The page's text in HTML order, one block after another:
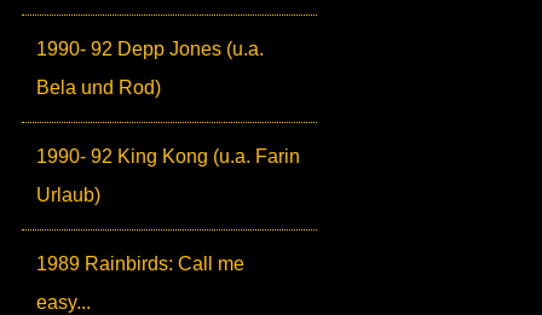
1990- 92 Depp Jones (u.a.
Bela und Rod)
1990- 92 King Kong (u.a. Farin
Urlaub)
1989 Rainbirds: Call me
easy...